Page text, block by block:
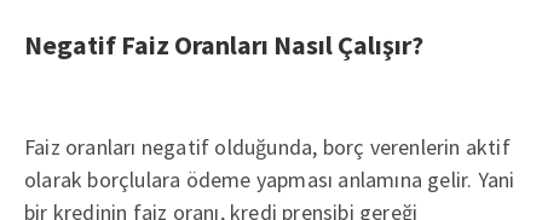
Negatif Faiz Oranları Nasıl Çalışır?
Faiz oranları negatif olduğunda, borç verenlerin aktif
olarak borçlulara ödeme yapması anlamına gelir. Yani
bir kredinin faiz oranı, kredi prensibi gereği